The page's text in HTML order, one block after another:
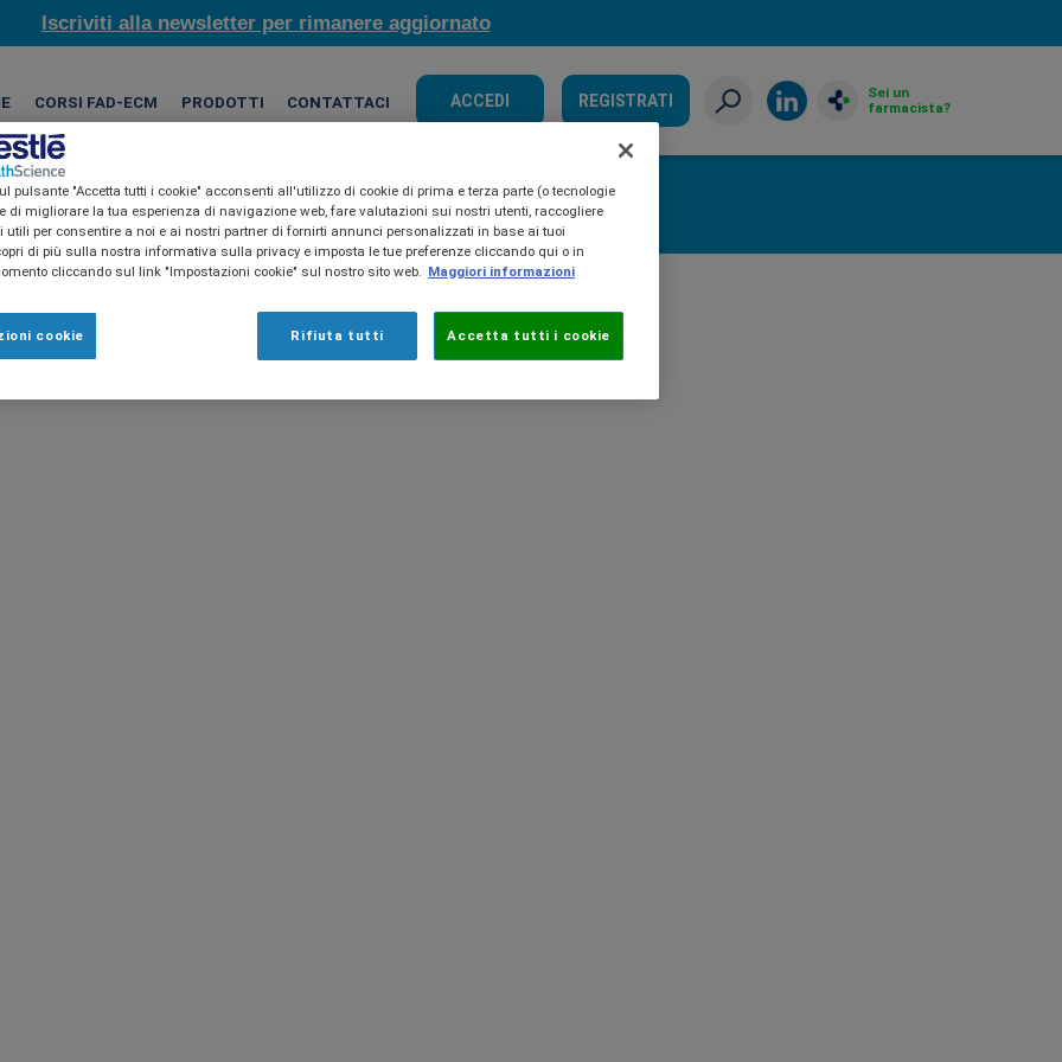
Iscriviti alla newsletter per rimanere aggiornato
CORSI FAD-ECM PRODOTTI CONTATTACI ACCEDI REGISTRATI
Sei un
farmacista?
pulsante "Accetta tutti i cookie" acconsenti all'utilizzo di cookie di prima e terza parte (o tecnologie
di migliorare la tua esperienza di navigazione web, fare valutazioni sui nostri utenti, raccogliere
utili per consentire a noi e ai nostri partner di fornirti annunci personalizzati in base ai tuoi
di più sulla nostra informativa sulla privacy e imposta le tue preferenze cliccando qui o in
cliccando sul link "Impostazioni cookie" sul nostro sito web.
Maggiori informazioni
Rifiuta tutti Accetta tutti i cookie
cookie